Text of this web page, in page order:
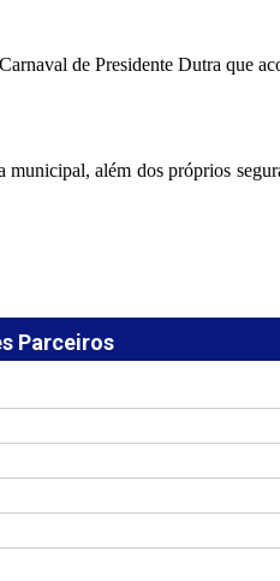
de Presidente Dutra que
além dos próprios
Parceiros